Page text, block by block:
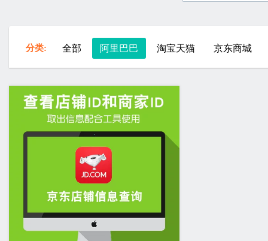
分类: 全部 阿里巴巴 淘宝天猫 京东商城